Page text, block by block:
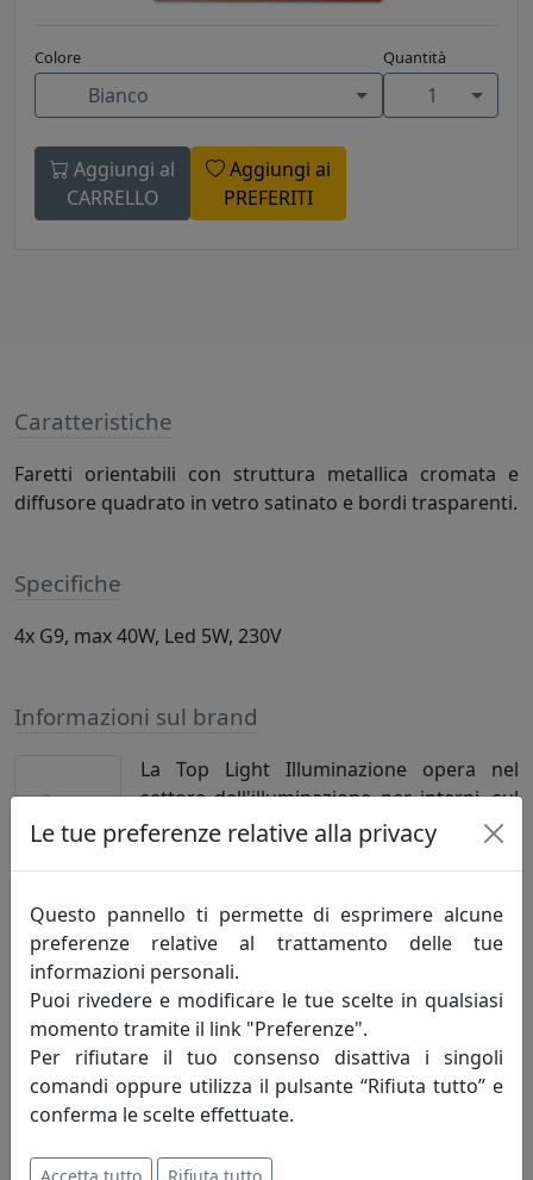
Colore
Bianco
Quantità
1
Aggiungi al
CARRELLO
Aggiungi ai
PREFERITI
Caratteristiche
Faretti orientabili con struttura metallica cromata e
diffusore quadrato in vetro satinato e bordi trasparenti.
Specifiche
4x G9, max 40W, Led 5W, 230V
Informazioni sul brand
La Top Light Illuminazione opera nel
settore dell'illuminazione per interni, sul
mercato nazionale ed internazionale, con
una vasta gamma di articoli dal design
L'azienda, nata nel 1993 ed in continua evoluzione, si
pone come obbiettivo primario la soddisfazione del
cliente, unendo la produzione e la commercializzazione
di articoli con un indubbio rapporto qualità/prezzo ad
un servizio sia in termini di tempi di consegna che di
assistenza.
propria clientela, la Top Light è da sempre attenta a
Le tue preferenze relative alla privacy
Questo pannello ti permette di esprimere alcune
preferenze relative al trattamento delle tue
informazioni personali.
Puoi rivedere e modificare le tue scelte in qualsiasi
momento tramite il link "Preferenze".
Per rifiutare il tuo consenso disattiva i singoli
comandi oppure utilizza il pulsante “Rifiuta tutto” e
conferma le scelte effettuate.